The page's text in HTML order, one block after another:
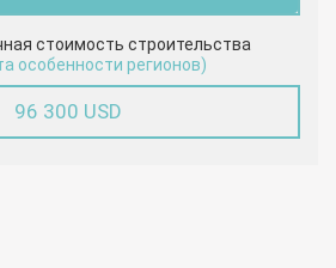
стоимость строительства
особенности регионов)
96 300 USD